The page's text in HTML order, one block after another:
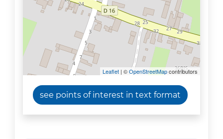
Leaflet | ©OpenStreetMapcontributors
see points of interest in text format